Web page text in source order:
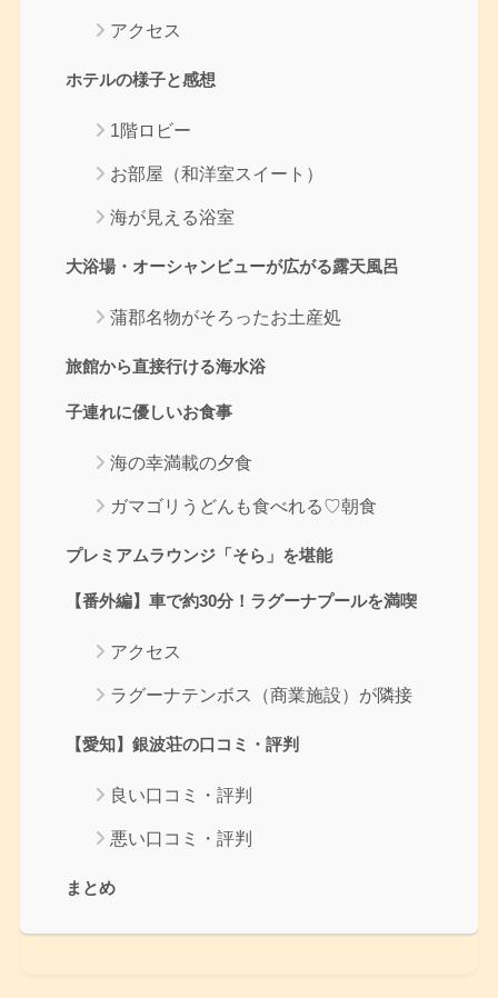
アクセス
ホテルの様子と感想
1階ロビー
お部屋（和洋室スイート）
海が見える浴室
大浴場・オーシャンビューが広がる露天風呂
蒲郡名物がそろったお土産処
旅館から直接行ける海水浴
子連れに優しいお食事
海の幸満載の夕食
ガマゴリうどんも食べれる♡朝食
プレミアムラウンジ「そら」を堪能
【番外編】車で約30分！ラグーナプールを満喫
アクセス
ラグーナテンボス（商業施設）が隣接
【愛知】銀波荘の口コミ・評判
良い口コミ・評判
悪い口コミ・評判
まとめ